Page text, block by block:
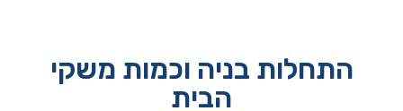
התחלות בניה וכמות משקי
הבית